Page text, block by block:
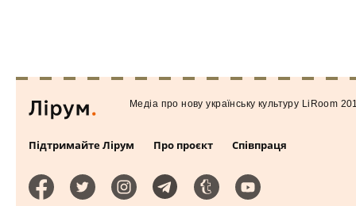
Підтримайте Лірум Про проєкт Співпраця
Медiа про нову українську культуру LiRoom